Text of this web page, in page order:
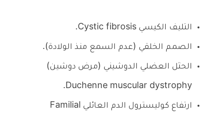
التليف الكيسي Cystic fibrosis.
الصمم الخلقي (عدم السمع منذ الولادة).
الحثل العضلي الدوشيني (مرض دوشين)
Duchenne muscular dystrophy.
ارتفاع كوليسترول الدم العائلي Familial